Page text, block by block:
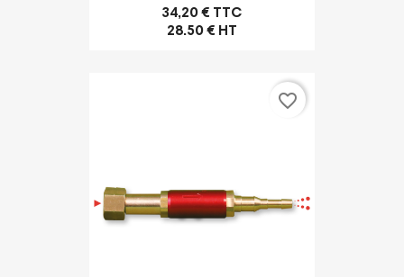
34,20 € TTC
28.50 € HT
favorite_border